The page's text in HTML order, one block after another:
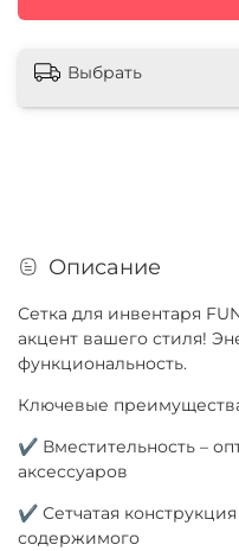
Выбрать
Описание
Сетка для инвентаря
акцент вашего стиля!
функциональность.
Ключевые
✔ Вместительность –
аксессуаров
✔ Сетчатая
содержимого